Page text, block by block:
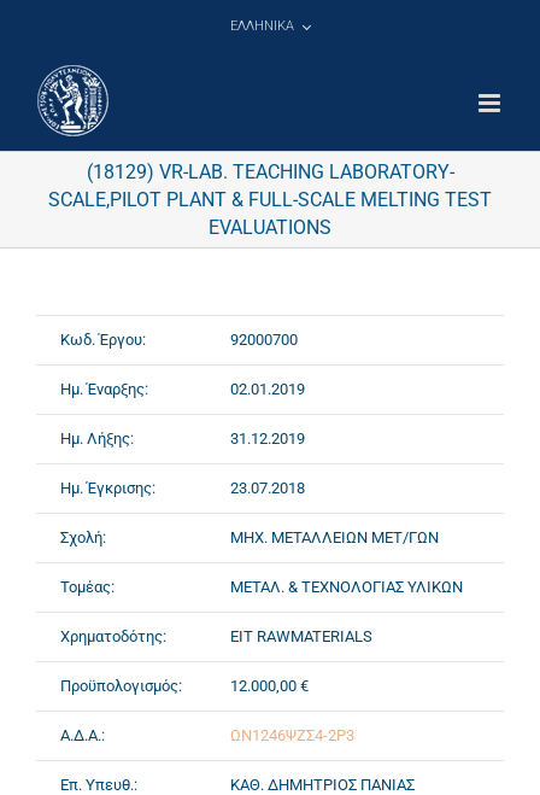
ΕΛΛΗΝΙΚΑ
(18129) VR-LAB. TEACHING LABORATORY-
SCALE,PILOT PLANT & FULL-SCALE MELTING TEST
EVALUATIONS
Κωδ. Έργου: 92000700
Ημ. Έναρξης: 02.01.2019
Ημ. Λήξης: 31.12.2019
Ημ. Έγκρισης: 23.07.2018
Σχολή: ΜΗΧ. ΜΕΤΑΛΛΕΙΩΝ ΜΕΤ/ΓΩΝ
Τομέας: ΜΕΤΑΛ. & ΤΕΧΝΟΛΟΓΙΑΣ ΥΛΙΚΩΝ
Χρηματοδότης: EIT RAWMATERIALS
Προϋπολογισμός: 12.000,00 €
Α.Δ.Α.: ΩΝ1246ΨΖΣ4-2Ρ3
Επ. Υπευθ.: ΚΑΘ. ΔΗΜΗΤΡΙΟΣ ΠΑΝΙΑΣ